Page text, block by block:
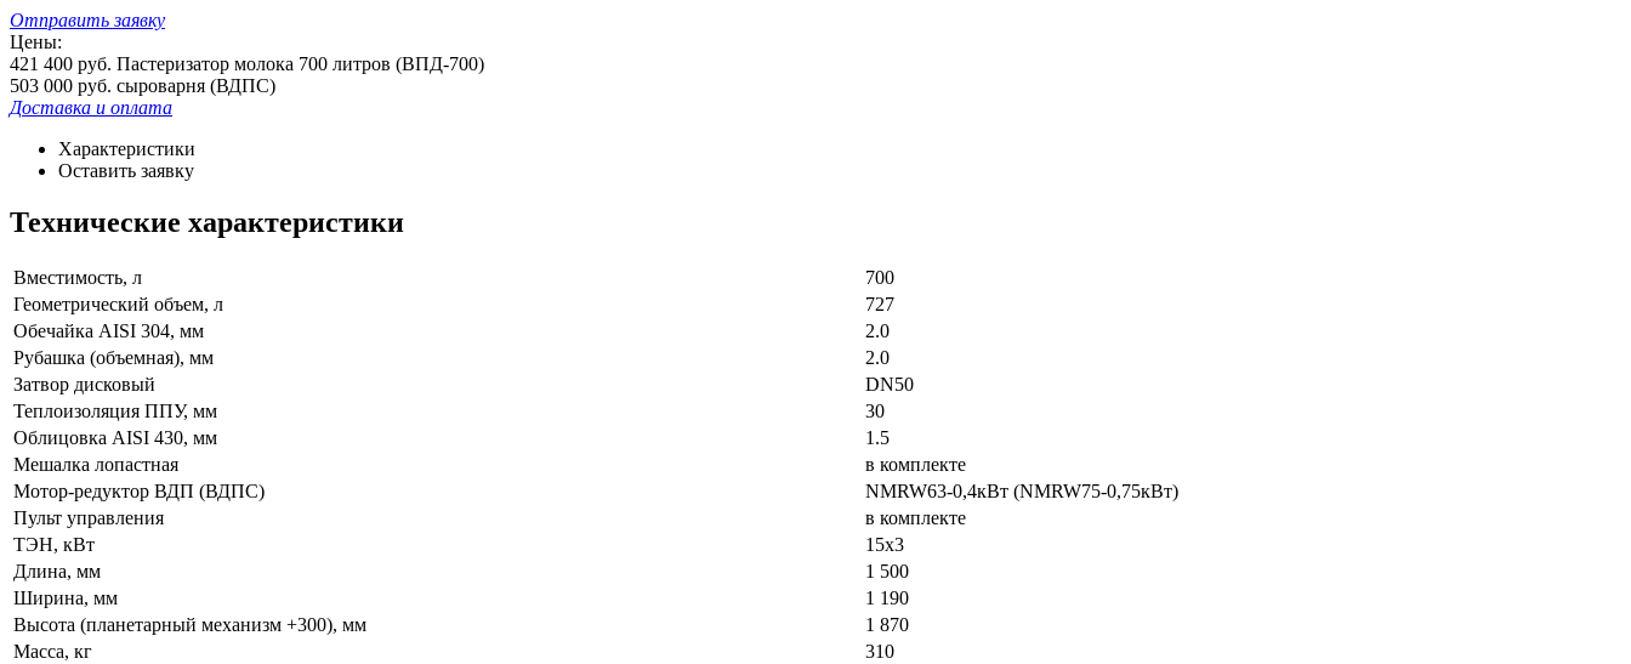
Отправить заявку
Цены:
421 400 руб. Пастеризатор молока 700 литров (ВПД-700)
503 000 руб. cыроварня (ВДПС)
Доставка и оплата
Характеристики
Оставить заявку
Технические характеристики
Вместимость, л
700
Геометрический объем, л
727
Обечайка AISI 304, мм
2.0
Рубашка (объемная), мм
2.0
Затвор дисковый
DN50
Теплоизоляция ППУ, мм
30
Облицовка AISI 430, мм
1.5
Мешалка лопастная
в комплекте
Мотор-редуктор ВДП (ВДПС)
NMRW63-0,4кВт (NMRW75-0,75кВт)
Пульт управления
в комплекте
ТЭН, кВт
15х3
Длина, мм
1 500
Ширина, мм
1 190
Высота (планетарный механизм +300), мм
1 870
Масса, кг
310